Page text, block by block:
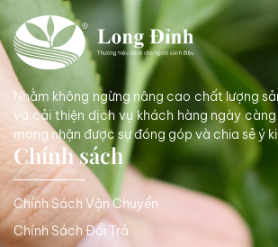
Nhằm không ngừng nâng cao chất lượng
và cải thiện dịch vụ khách hàng ngày
mong nhận được sự đóng góp và chia sẻ ý
Chính sách
Chính Sách Vận Chuyển
Chính Sách Đổi Trả